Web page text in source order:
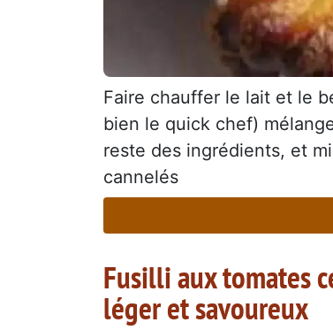
Faire chauffer le lait et le
bien le quick chef)
reste des ingrédients, et
cannelés
Fusilli aux tomates
léger et savoureux